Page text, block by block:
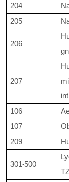
204
205
206
207
106
107
209
301-500